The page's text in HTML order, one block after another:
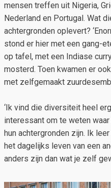
mensen treffen uit Nigeria,
Nederland en Portugal. Wat
achtergronden oplevert?
stond er hier met een gang-
op tafel, met een Indiase
mosterd. Toen kwamen er
met zelfgemaakt
‘Ik vind die diversiteit heel
interessant om te weten
hun achtergronden zijn. Ik
het dagelijks leven van een
anders zijn dan wat je zelf